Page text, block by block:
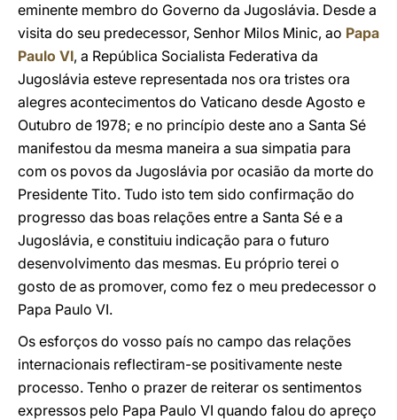
eminente membro do Governo da Jugoslávia. Desde a
visita do seu predecessor, Senhor Milos Minic, ao Papa
Paulo VI, a República Socialista Federativa da
Jugoslávia esteve representada nos ora tristes ora
alegres acontecimentos do Vaticano desde Agosto e
Outubro de 1978; e no princípio deste ano a Santa Sé
manifestou da mesma maneira a sua simpatia para
com os povos da Jugoslávia por ocasião da morte do
Presidente Tito. Tudo isto tem sido confirmação do
progresso das boas relações entre a Santa Sé e a
Jugoslávia, e constituiu indicação para o futuro
desenvolvimento das mesmas. Eu próprio terei o
gosto de as promover, como fez o meu predecessor o
Papa Paulo VI.
Os esforços do vosso país no campo das relações
internacionais reflectiram-se positivamente neste
processo. Tenho o prazer de reiterar os sentimentos
expressos pelo Papa Paulo VI quando falou do apreço